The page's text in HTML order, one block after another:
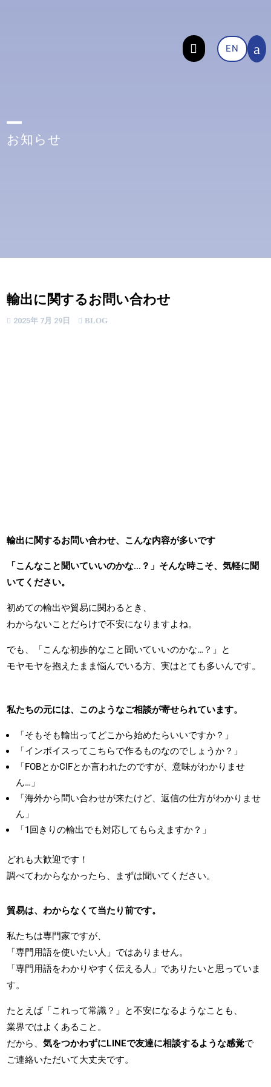
 EN a
お知らせ
輸出に関するお問い合わせ
2025年 7月 29日 BLOG
輸出に関するお問い合わせ、こんな内容が多いです
「こんなこと聞いていいのかな…？」そんな時こそ、気軽に聞
いてください。
初めての輸出や貿易に関わるとき、
わからないことだらけで不安になりますよね。
でも、「こんな初歩的なこと聞いていいのかな…？」と
モヤモヤを抱えたまま悩んでいる方、実はとても多いんです。
私たちの元には、このようなご相談が寄せられています。
「そもそも輸出ってどこから始めたらいいですか？」
「インボイスってこちらで作るものなのでしょうか？」
「FOBとかCIFとか言われたのですが、意味がわかりませ
ん…」
「海外から問い合わせが来たけど、返信の仕方がわかりませ
ん」
「1回きりの輸出でも対応してもらえますか？」
どれも大歓迎です！
調べてわからなかったら、まずは聞いてください。
貿易は、わからなくて当たり前です。
私たちは専門家ですが、
「専門用語を使いたい人」ではありません。
「専門用語をわかりやすく伝える人」でありたいと思っていま
す。
たとえば「これって常識？」と不安になるようなことも、
業界ではよくあること。
だから、気をつかわずにLINEで友達に相談するような感覚で
ご連絡いただいて大丈夫です。